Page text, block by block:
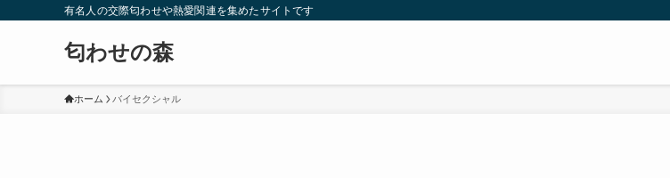
有名人の交際匂わせや熱愛関連を集めたサイトです
匂わせの森
ホーム バイセクシャル